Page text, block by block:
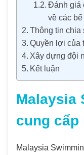
Đánh giá
về các
Thông tin chia
Quyền lợi của
Xây dựng đội
Kết luận
Malaysia
cung cấp
Malaysia